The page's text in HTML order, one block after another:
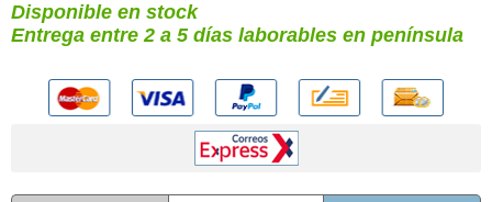
Disponible en stock
Entrega entre 2 a 5 días laborables en península